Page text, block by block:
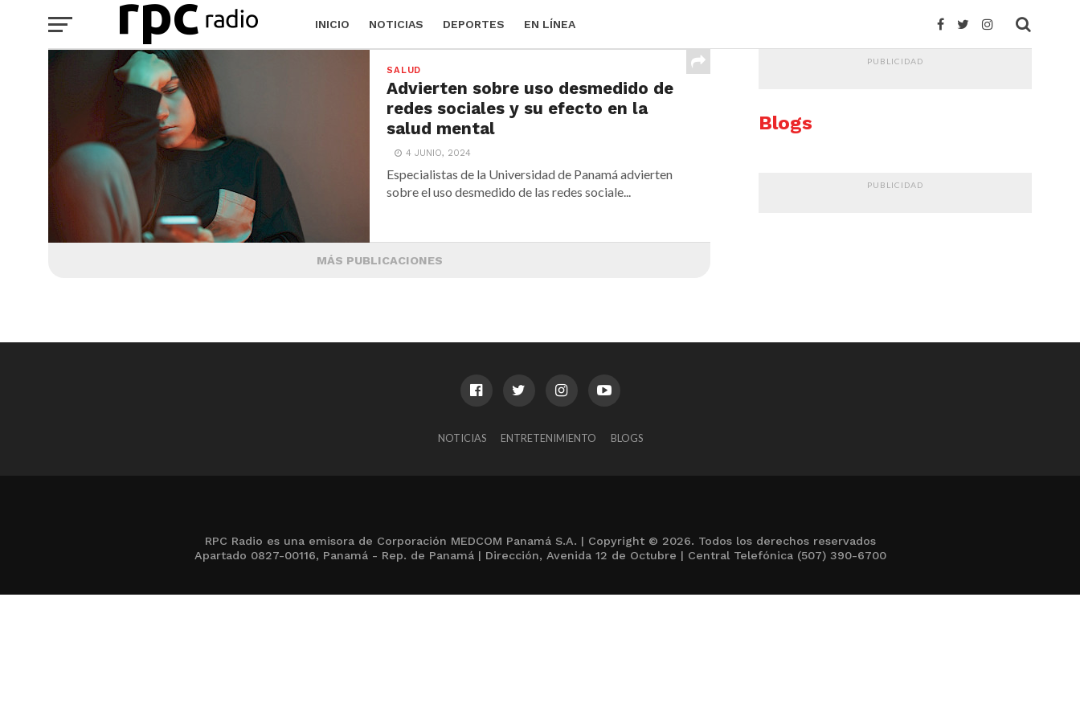
INICIO NOTICIAS DEPORTES EN LÍNEA
SALUD
Advierten sobre uso desmedido de
redes sociales y su efecto en la
salud mental
4 JUNIO, 2024
Especialistas de la Universidad de Panamá advierten
sobre el uso desmedido de las redes sociale...
MÁS PUBLICACIONES
PUBLICIDAD
Blogs
PUBLICIDAD
NOTICIAS ENTRETENIMIENTO BLOGS
RPC Radio es una emisora de Corporación MEDCOM Panamá S.A. | Copyright © 2026. Todos los derechos reservados
Apartado 0827-00116, Panamá - Rep. de Panamá | Dirección, Avenida 12 de Octubre | Central Telefónica (507) 390-6700